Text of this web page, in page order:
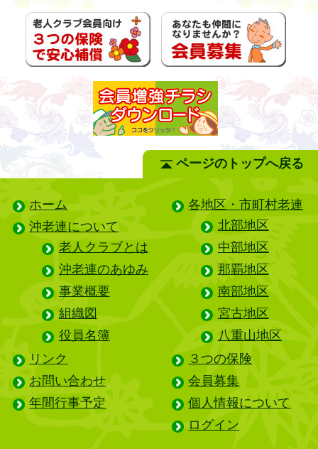
ページのトップへ戻る
ホーム
沖老連について
老人クラブとは
沖老連のあゆみ
事業概要
組織図
役員名簿
各地区・市町村老連
北部地区
中部地区
那覇地区
南部地区
宮古地区
八重山地区
リンク
お問い合わせ
年間行事予定
３つの保険
会員募集
個人情報について
ログイン